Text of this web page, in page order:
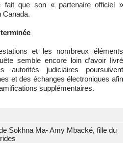
fait que son « partenaire officiel »
Canada.
et les nombreux éléments
semble encore loin d’avoir livré
judiciaires poursuivent
et des échanges électroniques afin
supplémentaires.
Sokhna Ma- Amy Mbacké, fille du